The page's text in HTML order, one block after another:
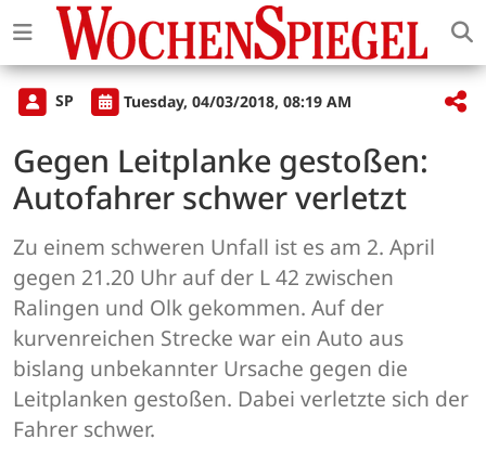
SP Tuesday, 04/03/2018, 08:19 AM
Gegen Leitplanke gestoßen:
Autofahrer schwer verletzt
Zu einem schweren Unfall ist es am 2. April
gegen 21.20 Uhr auf der L 42 zwischen
Ralingen und Olk gekommen. Auf der
kurvenreichen Strecke war ein Auto aus
bislang unbekannter Ursache gegen die
Leitplanken gestoßen. Dabei verletzte sich der
Fahrer schwer.